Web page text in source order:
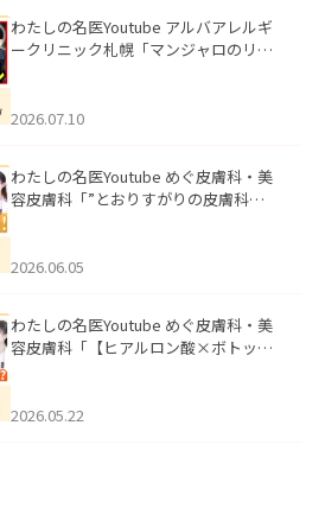
わたしの名医Youtube アルバアレルギ
ークリニック札幌「マンジャロのリア
た。
2026.07.10
わたしの名医Youtube めぐ皮膚科・美
容皮膚科「”とおりすがりの皮膚科
2026.06.05
わたしの名医Youtube めぐ皮膚科・美
容皮膚科「【ヒアルロン酸×ボトック
た。
2026.05.22